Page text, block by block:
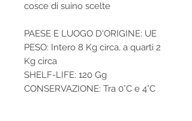
cosce di suino scelte
PAESE E LUOGO D'ORIGINE: UE
PESO: Intero 8 Kg circa, a quarti 2
Kg circa
SHELF-LIFE: 120 Gg
CONSERVAZIONE: Tra 0°C e 4°C